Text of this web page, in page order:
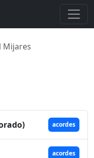
Mijares
acordes
acordes